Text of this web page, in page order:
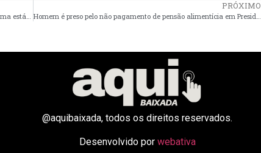
Homem detido após disparar contra ex-esposa em Viana; vítima está em estado grave
PRÓXIMO
Homem é preso pelo não pagamento de pensão alimentícia em Presidente Sarney
@aquibaixada, todos os direitos reservados.
Desenvolvido por webativa